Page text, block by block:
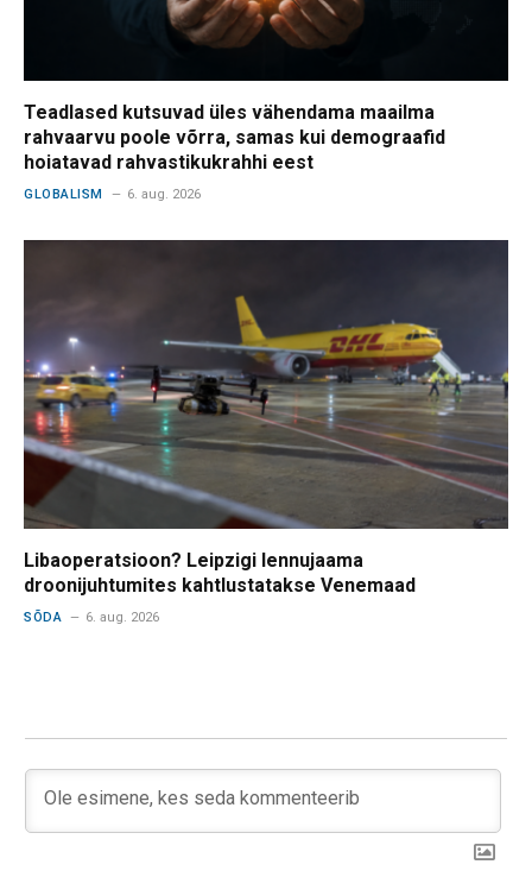
Teadlased kutsuvad üles vähendama maailma
rahvaarvu poole võrra, samas kui demograafid
hoiatavad rahvastikukrahhi eest
GLOBALISM 6. aug. 2026
Libaoperatsioon? Leipzigi lennujaama
droonijuhtumites kahtlustatakse Venemaad
SÕDA 6. aug. 2026